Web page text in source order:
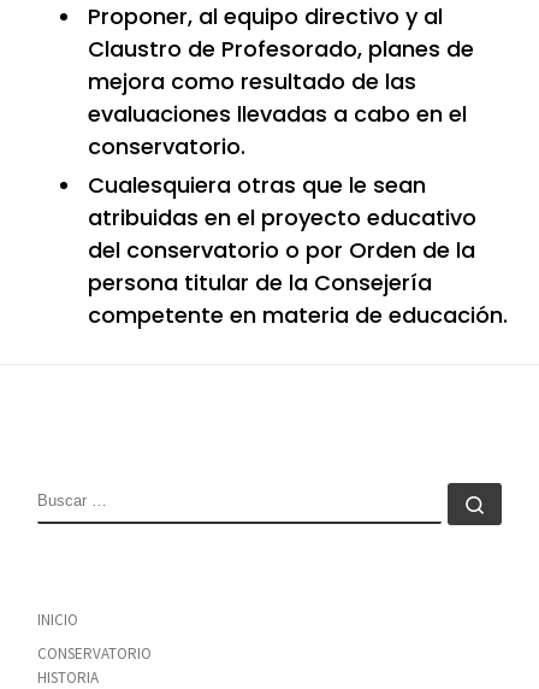
Proponer, al equipo directivo y al
Claustro de Profesorado, planes de
mejora como resultado de las
evaluaciones llevadas a cabo en el
conservatorio.
Cualesquiera otras que le sean
atribuidas en el proyecto educativo
del conservatorio o por Orden de la
persona titular de la Consejería
competente en materia de educación.
BUSCAR
INICIO
CONSERVATORIO
HISTORIA